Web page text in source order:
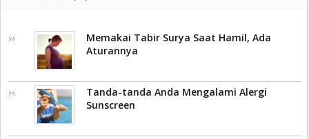
Memakai Tabir Surya Saat Hamil, Ada
Aturannya
Tanda-tanda Anda Mengalami Alergi
Sunscreen